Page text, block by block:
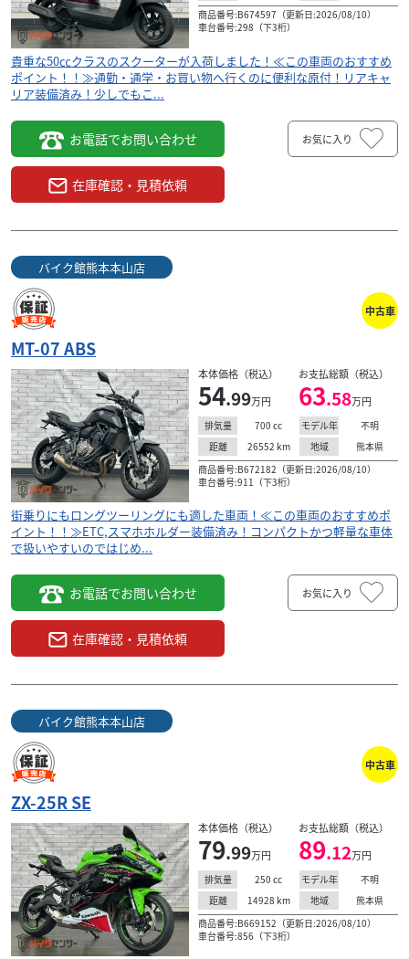
商品番号:B674597（更新日:2026/08/10）
車台番号:298（下3桁）
貴重な50㏄クラスのスクーターが入荷しました！≪この車両のおすすめ
ポイント！！≫通勤・通学・お買い物へ行くのに便利な原付！リアキャ
リア装備済み！少しでもこ...
お電話でお問い合わせ
在庫確認・見積依頼
お気に入り
バイク館熊本本山店
中古車
MT-07 ABS
本体価格（税込）
54.99万円
お支払総額（税込）
63.58万円
排気量 700 cc モデル年
不明
距離
26552 km 地域
熊本県
商品番号:B672182（更新日:2026/08/10）
車台番号:911（下3桁）
街乗りにもロングツーリングにも適した車両！≪この車両のおすすめポ
イント！！≫ETC,スマホホルダー装備済み！コンパクトかつ軽量な車体
で扱いやすいのではじめ...
お電話でお問い合わせ
在庫確認・見積依頼
お気に入り
バイク館熊本本山店
中古車
ZX-25R SE
本体価格（税込）
79.99万円
お支払総額（税込）
89.12万円
排気量 250 cc モデル年
不明
距離
14928 km 地域
熊本県
商品番号:B669152（更新日:2026/08/10）
車台番号:856（下3桁）